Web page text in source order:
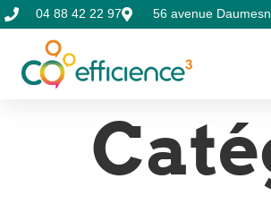
04 88 42 22 97 56 avenue